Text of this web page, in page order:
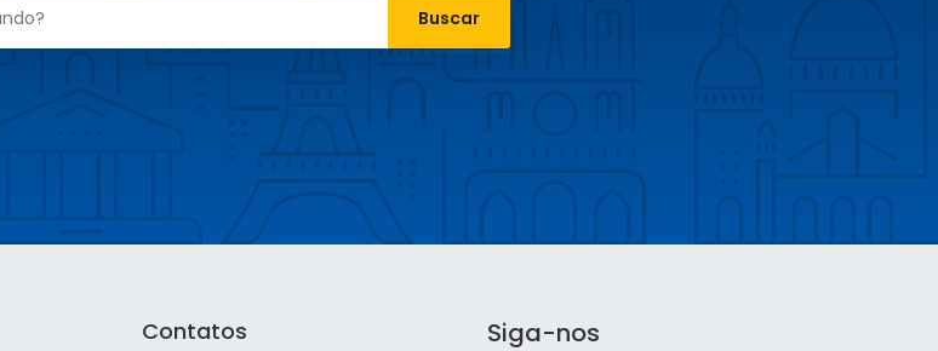
Contatos Siga-nos